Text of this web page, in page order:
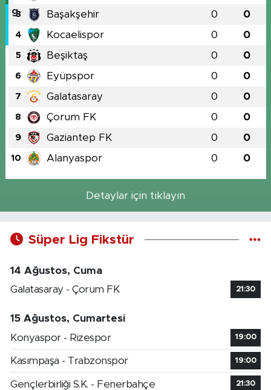
3 Başakşehir 0 0
4 Kocaelispor 0 0
5 Beşiktaş 0 0
6 Eyüpspor 0 0
7 Galatasaray 0 0
8 Çorum FK 0 0
9 Gaziantep FK 0 0
10 Alanyaspor 0 0
Detaylar için tıklayın
Süper Lig Fikstür
14 Ağustos, Cuma
Galatasaray - Çorum FK
21:30
15 Ağustos, Cumartesi
Konyaspor - Rizespor
19:00
Kasımpaşa - Trabzonspor 19:00
Gençlerbirliği S.K. - Fenerbahçe 21:30